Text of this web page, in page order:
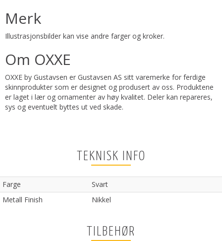
Merk
Illustrasjonsbilder kan vise andre farger og kroker.
Om OXXE
OXXE by Gustavsen er Gustavsen AS sitt varemerke for ferdige
skinnprodukter som er designet og produsert av oss. Produktene
er laget i lær og ornamenter av høy kvalitet. Deler kan repareres,
sys og eventuelt byttes ut ved skade.
TEKNISK INFO
Farge
Svart
Metall Finish
Nikkel
TILBEHØR